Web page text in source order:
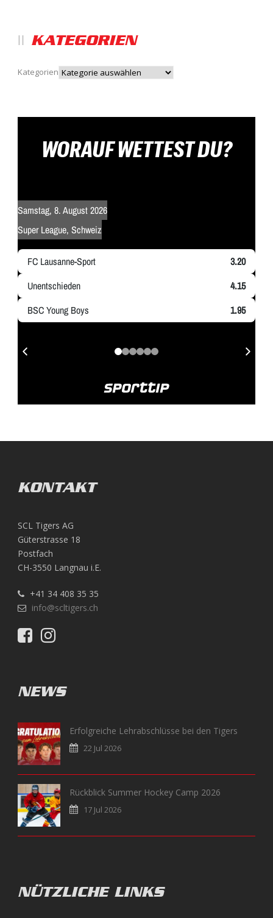
KATEGORIEN
Kategorien
KONTAKT
SCL Tigers AG
Güterstrasse 18
Postfach
CH-3550 Langnau i.E.
+41 34 408 35 35
info@scltigers.ch
NEWS
Erfolgreiche Lehrabschlüsse bei den Tigers
22 Jul 2026
Rückblick Summer Hockey Camp 2026
17 Jul 2026
NÜTZLICHE LINKS